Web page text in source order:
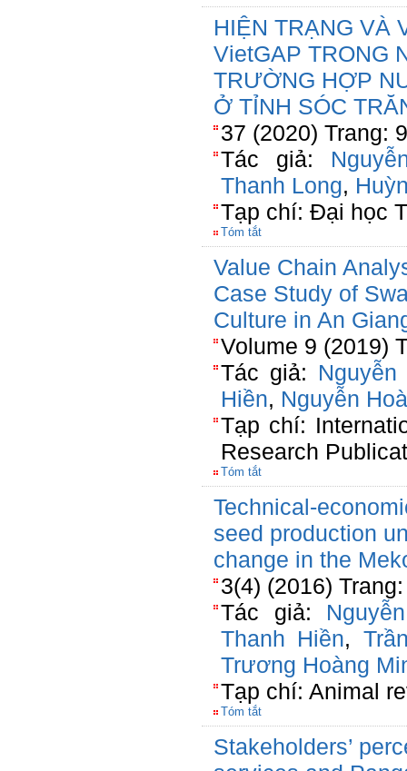
HIỆN TRẠNG VÀ
VietGAP TRONG
TRƯỜNG HỢP
Ở TỈNH SÓC
37 (2020) Trang:
Tác giả:
Thanh Long,
Tạp chí: Đại học
Tóm tắt
Value Chain
Case Study of
Culture in An
Volume 9 (2019)
Tác giả:
Hiền, Nguyễn
Tạp chí:
Research
Tóm tắt
Technical-
seed production
change in the
3(4) (2016)
Tác giả:
Thanh Hiền,
Trương Hoàng
Tạp chí: Animal
Tóm tắt
Stakeholders’